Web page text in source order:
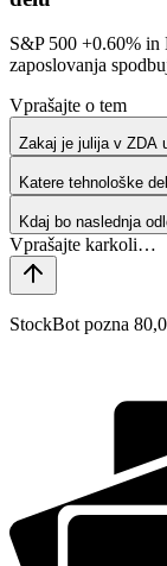
S&P 500 +0.60% in
zaposlovanja
Vprašajte o tem
Zakaj je julija v ZDA
Katere tehnološke
Kdaj bo naslednja
StockBot pozna